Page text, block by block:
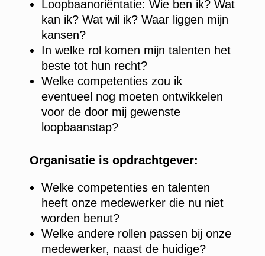
Loopbaanoriëntatie: Wie ben ik? Wat
kan ik? Wat wil ik? Waar liggen mijn
kansen?
In welke rol komen mijn talenten het
beste tot hun recht?
Welke competenties zou ik
eventueel nog moeten ontwikkelen
voor de door mij gewenste
loopbaanstap?
Organisatie is opdrachtgever:
Welke competenties en talenten
heeft onze medewerker die nu niet
worden benut?
Welke andere rollen passen bij onze
medewerker, naast de huidige?